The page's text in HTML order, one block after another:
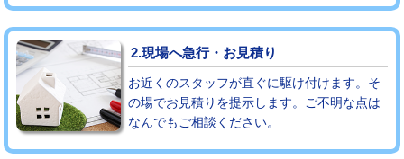
モルタル補修（厚さ10㎝超え） 38,500円
追加人工 16,500円
廃棄・処分 現場見積
※給水管工事は20mmまでの価格です。
2.現場へ急行・お見積り
お近くのスタッフが直ぐに駆け付けます。そ
の場でお見積りを提示します。ご不明な点は
なんでもご相談ください。